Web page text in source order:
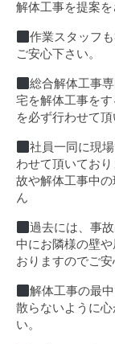
解体工事を提案を
作業スタッフ
ご安心下さい。
総合解体工事
宅を解体工事を
を必ず行わせて頂
社員一同に現
わせて頂いてお
故や解体工事中
ん
過去には、事
中にお隣様の壁
おりますのでご安
解体工事の最
散らないように
い。